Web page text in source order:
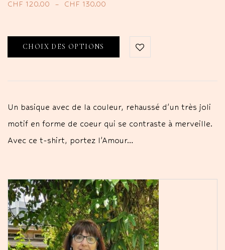
CHF 120.00 – CHF 130.00
CHOIX DES OPTIONS
Un basique avec de la couleur, rehaussé d'un très joli
motif en forme de coeur qui se contraste à merveille.
Avec ce t-shirt, portez l'Amour…